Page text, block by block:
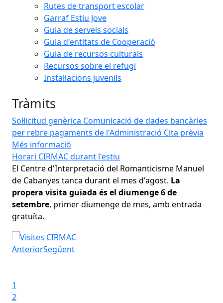
Rutes de transport escolar
Garraf Estiu Jove
Guia de serveis socials
Guia d'entitats de Cooperació
Guia de recursos culturals
Recursos sobre el refugi
Instal·lacions juvenils
Tràmits
Sol·licitud genèrica Comunicació de dades bancàries
per rebre pagaments de l'Administració Cita prèvia
Més informació
Horari CIRMAC durant l'estiu
El Centre d'Interpretació del Romanticisme Manuel
de Cabanyes tanca durant el mes d'agost. La
propera visita guiada és el diumenge 6 de
setembre, primer diumenge de mes, amb entrada
gratuïta.
Horari CIRMAC durant l'estiu
AnteriorSegüent
1
2